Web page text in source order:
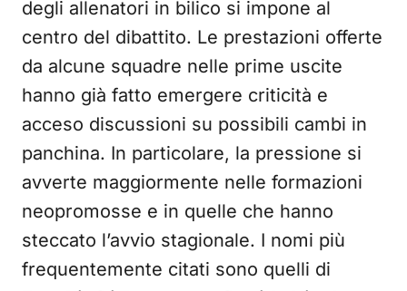
degli allenatori in bilico si impone al
centro del dibattito. Le prestazioni offerte
da alcune squadre nelle prime uscite
hanno già fatto emergere criticità e
acceso discussioni su possibili cambi in
panchina. In particolare, la pressione si
avverte maggiormente nelle formazioni
neopromosse e in quelle che hanno
steccato l’avvio stagionale. I nomi più
frequentemente citati sono quelli di